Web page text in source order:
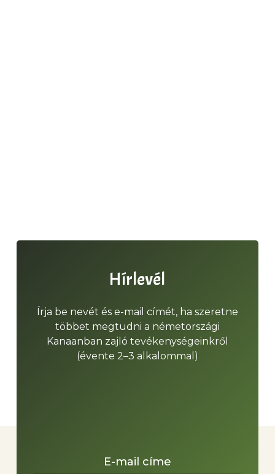
Hírlevél
Írja be nevét és e-mail címét, ha szeretne
többet megtudni a németországi
Kanaanban zajló tevékenységeinkről
(évente 2–3 alkalommal)
E-mail címe